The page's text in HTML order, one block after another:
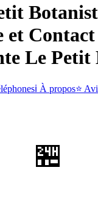
et
Le Petit
ℹ️ À propos⭐
🏪